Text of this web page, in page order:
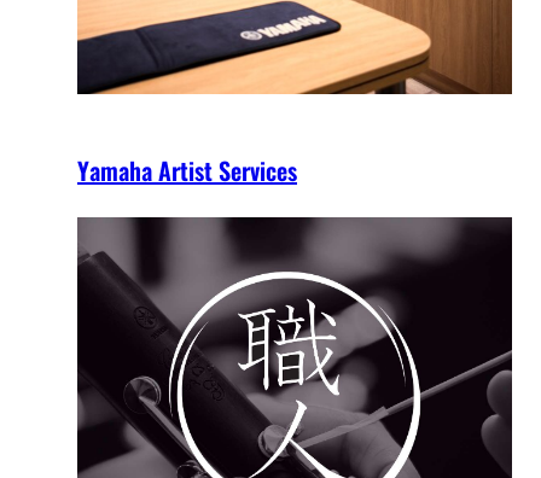
Yamaha Artist Services